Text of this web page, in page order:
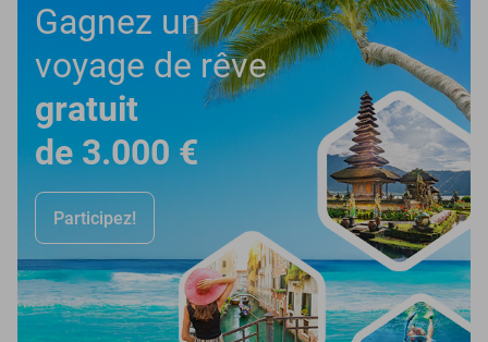
Gagnez un
voyage de rêve
gratuit
de 3.000 €
Participez!